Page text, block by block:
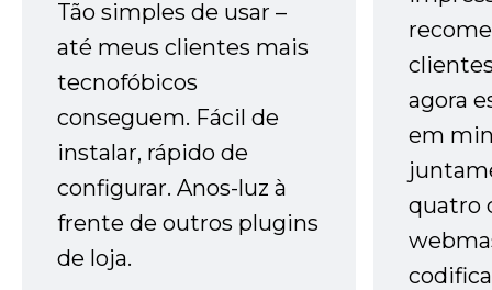
Tão simples de usar –
até meus clientes mais
tecnofóbicos
conseguem. Fácil de
instalar, rápido de
configurar. Anos-luz à
frente de outros plugins
de loja.
agora
em
quatro